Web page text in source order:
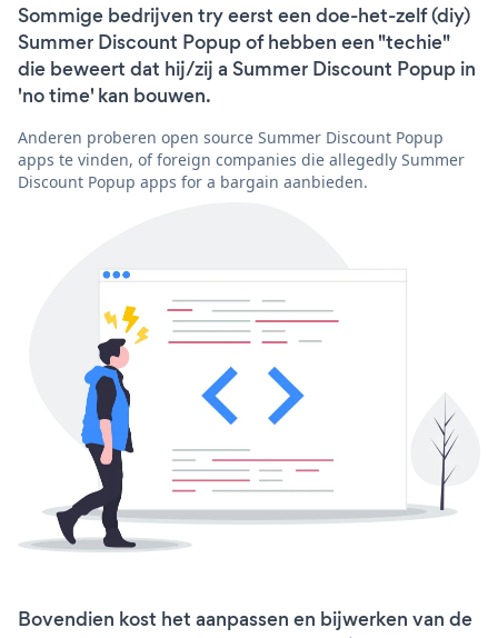
Sommige bedrijven try eerst een doe-het-zelf (diy)
Summer Discount Popup of hebben een "techie"
die beweert dat hij/zij a Summer Discount Popup in
'no time' kan bouwen.
Anderen proberen open source Summer Discount Popup
apps te vinden, of foreign companies die allegedly Summer
Discount Popup apps for a bargain aanbieden.
Bovendien kost het aanpassen en bijwerken van de